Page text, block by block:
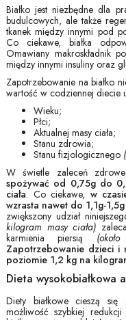
Białko jest niezbędne dla
budulcowych, ale także
tkanek między innymi pod
Co ciekawe, białka
Omawiany makroskładnik
między innymi insuliny oraz
Zapotrzebowanie na białko
wartość w codziennej diecie
Wieku;
Płci;
Aktualnej masy ciała;
Stanu zdrowia;
Stanu fizjologicznego
W świetle zaleceń
spożywać od 0,75g do
ciała. Co ciekawe, w
wzrasta nawet do 1,1g-1,5g
zwiększony udział
kilogram masy ciała)
karmienia piersią
Zapotrzebowanie dzieci i
poziomie 1,2 kg na
Dieta wysokobiałkowa
Diety białkowe cieszą
możliwość szybkiej